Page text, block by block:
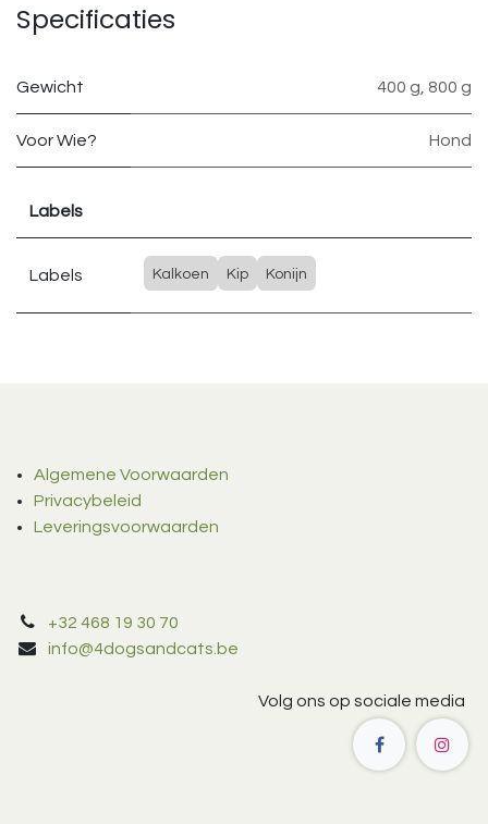
Specificaties
Gewicht 400 g, 800 g
Voor Wie? Hond
Labels
Labels Kalkoen Kip Konijn
Algemene Voorwaarden
Privacybeleid
Leveringsvoorwaarden
+32 468 19 30 70
info@4dogsandcats.be
Volg ons op sociale media